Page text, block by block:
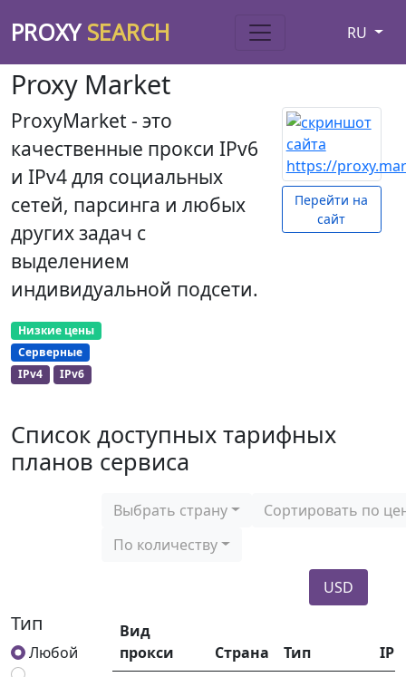
PROXYSEARCH RU
Proxy Market
ProxyMarket - это
качественные прокси IPv6
и IPv4 для социальных
сетей, парсинга и любых
других задач с
выделением
индивидуальной подсети.
Низкие цены
Серверные
IPv4
IPv6
Перейти на
сайт
Список доступных тарифных
планов сервиса
Выбрать страну
Сортировать по
По количеству
USD
Тип
Любой
Вид
прокси
Страна Тип IP